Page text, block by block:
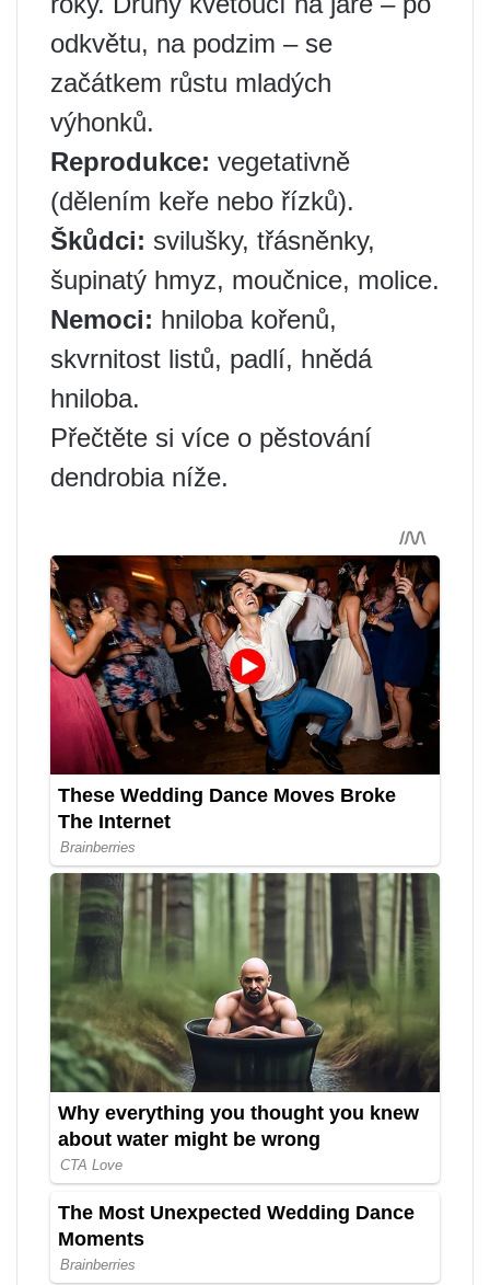
odkvětu, na podzim – se
začátkem růstu mladých
výhonků.
Reprodukce: vegetativně
(dělením keře nebo řízků).
Škůdci: svilušky, třásněnky,
šupinatý hmyz, moučnice, molice.
Nemoci: hniloba kořenů,
skvrnitost listů, padlí, hnědá
hniloba.
Přečtěte si více o pěstování
dendrobia níže.